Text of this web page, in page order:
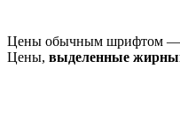
Цены обычным шрифтом
Цены, выделенные